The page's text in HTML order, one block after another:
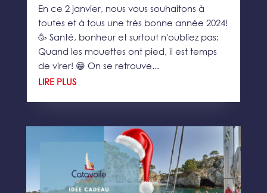
En ce 2 janvier, nous vous souhaitons à
toutes et à tous une très bonne année 2024!
🥳 Santé, bonheur et surtout n'oubliez pas:
Quand les mouettes ont pied, il est temps
de virer! 😁 On se retrouve...
LIRE PLUS